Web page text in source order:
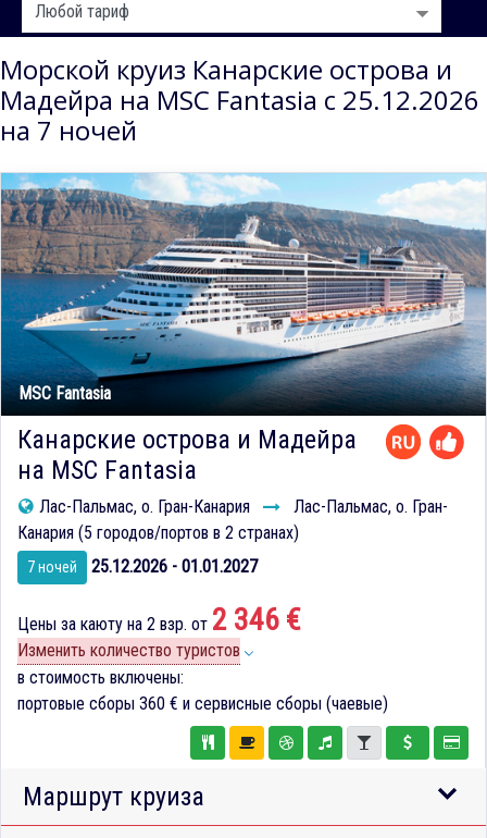
Морской круиз Канарские острова и
Мадейра на MSC Fantasia с 25.12.2026
на 7 ночей
MSC Fantasia
Канарские острова и Мадейра
на MSC Fantasia
Лас-Пальмас, о. Гран-Канария
Лас-Пальмас, о. Гран-
Канария (5 городов/портов в 2 странах)
7 ночей 25.12.2026 - 01.01.2027
Цены за каюту на 2 взр. от 2 346 €
Изменить количество туристов
в стоимость включены:
портовые сборы 360 € и сервисные сборы (чаевые)
Маршрут круиза